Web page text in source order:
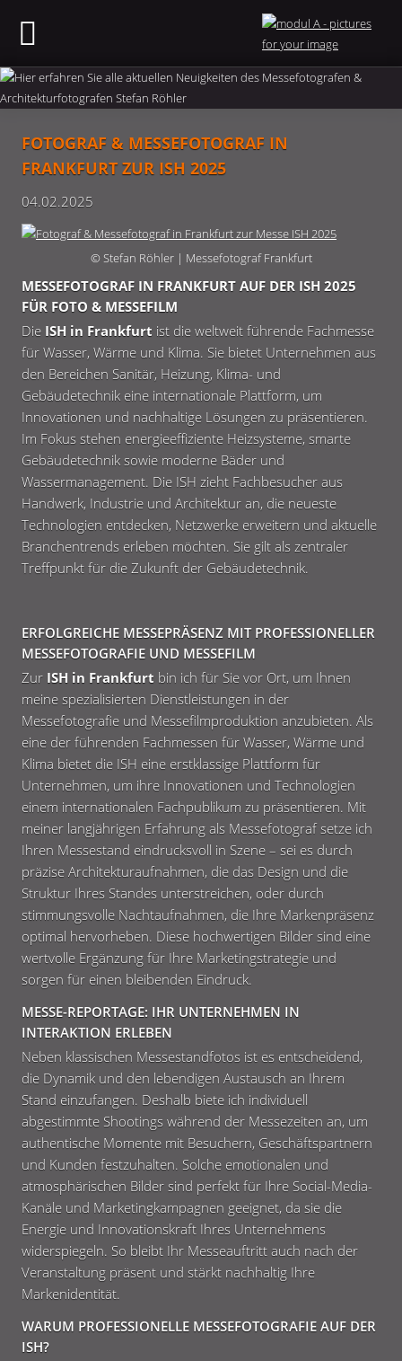
FOTOGRAF & MESSEFOTOGRAF IN
FRANKFURT ZUR ISH 2025
04.02.2025
© Stefan Röhler | Messefotograf Frankfurt
MESSEFOTOGRAF IN FRANKFURT AUF DER ISH 2025
FÜR FOTO & MESSEFILM
Die ISH in Frankfurt ist die weltweit führende Fachmesse
für Wasser, Wärme und Klima. Sie bietet Unternehmen aus
den Bereichen Sanitär, Heizung, Klima- und
Gebäudetechnik eine internationale Plattform, um
Innovationen und nachhaltige Lösungen zu präsentieren.
Im Fokus stehen energieeffiziente Heizsysteme, smarte
Gebäudetechnik sowie moderne Bäder und
Wassermanagement. Die ISH zieht Fachbesucher aus
Handwerk, Industrie und Architektur an, die neueste
Technologien entdecken, Netzwerke erweitern und aktuelle
Branchentrends erleben möchten. Sie gilt als zentraler
Treffpunkt für die Zukunft der Gebäudetechnik.
ERFOLGREICHE MESSEPRÄSENZ MIT PROFESSIONELLER
MESSEFOTOGRAFIE UND MESSEFILM
Zur ISH in Frankfurt bin ich für Sie vor Ort, um Ihnen
meine spezialisierten Dienstleistungen in der
Messefotografie und Messefilmproduktion anzubieten. Als
eine der führenden Fachmessen für Wasser, Wärme und
Klima bietet die ISH eine erstklassige Plattform für
Unternehmen, um ihre Innovationen und Technologien
einem internationalen Fachpublikum zu präsentieren. Mit
meiner langjährigen Erfahrung als Messefotograf setze ich
Ihren Messestand eindrucksvoll in Szene – sei es durch
präzise Architekturaufnahmen, die das Design und die
Struktur Ihres Standes unterstreichen, oder durch
stimmungsvolle Nachtaufnahmen, die Ihre Markenpräsenz
optimal hervorheben. Diese hochwertigen Bilder sind eine
wertvolle Ergänzung für Ihre Marketingstrategie und
sorgen für einen bleibenden Eindruck.
MESSE-REPORTAGE: IHR UNTERNEHMEN IN
INTERAKTION ERLEBEN
Neben klassischen Messestandfotos ist es entscheidend,
die Dynamik und den lebendigen Austausch an Ihrem
Stand einzufangen. Deshalb biete ich individuell
abgestimmte Shootings während der Messezeiten an, um
authentische Momente mit Besuchern, Geschäftspartnern
und Kunden festzuhalten. Solche emotionalen und
atmosphärischen Bilder sind perfekt für Ihre Social-Media-
Kanäle und Marketingkampagnen geeignet, da sie die
Energie und Innovationskraft Ihres Unternehmens
widerspiegeln. So bleibt Ihr Messeauftritt auch nach der
Veranstaltung präsent und stärkt nachhaltig Ihre
Markenidentität.
WARUM PROFESSIONELLE MESSEFOTOGRAFIE AUF DER
ISH?